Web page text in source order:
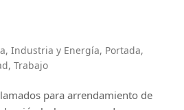
,Industria y Energía, Portada,
,Trabajo
para arrendamiento de